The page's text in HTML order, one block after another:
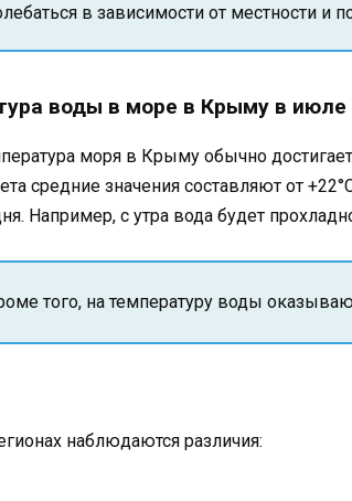
в зависимости от местности и
воды в море в Крыму в июле
моря в Крыму обычно
средние значения составляют от
Например, с утра вода будет
того, на температуру воды
наблюдаются различия: